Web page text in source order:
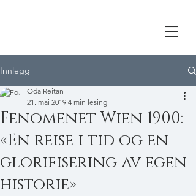
Innlegg
Fenomenet Wien 1900:
«En reise i tid og en
glorifisering av egen
historie»
Oda Reitan
21. mai 2019 4 min lesing